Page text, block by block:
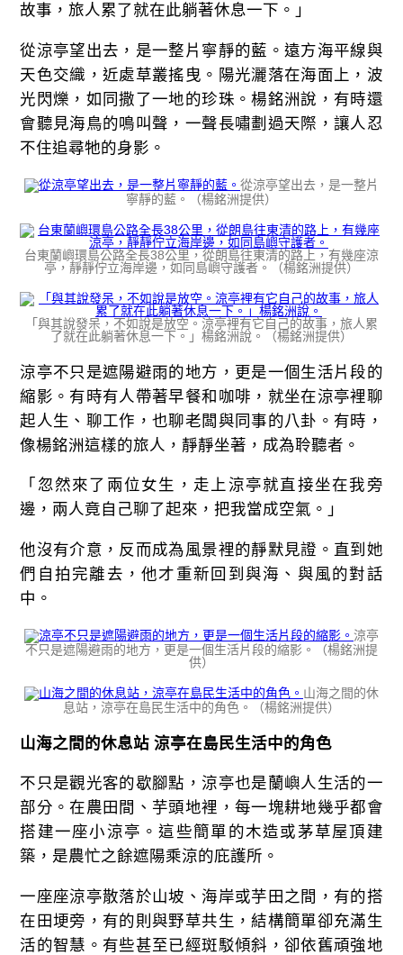
故事，旅人累了就在此躺著休息一下。」
從涼亭望出去，是一整片寧靜的藍。遠方海平線與
天色交織，近處草叢搖曳。陽光灑落在海面上，波
光閃爍，如同撒了一地的珍珠。楊銘洲說，有時還
會聽見海鳥的鳴叫聲，一聲長嘯劃過天際，讓人忍
不住追尋牠的身影。
從涼亭望出去，是一整片
寧靜的藍。（楊銘洲提供）
台東蘭嶼環島公路全長38公里，從朗島往東清的路上，有幾座涼
亭，靜靜佇立海岸邊，如同島嶼守護者。（楊銘洲提供）
「與其說發呆，不如說是放空。涼亭裡有它自己的故事，旅人累
了就在此躺著休息一下。」楊銘洲說。（楊銘洲提供）
涼亭不只是遮陽避雨的地方，更是一個生活片段的
縮影。有時有人帶著早餐和咖啡，就坐在涼亭裡聊
起人生、聊工作，也聊老闆與同事的八卦。有時，
像楊銘洲這樣的旅人，靜靜坐著，成為聆聽者。
「忽然來了兩位女生，走上涼亭就直接坐在我旁
邊，兩人竟自己聊了起來，把我當成空氣。」
他沒有介意，反而成為風景裡的靜默見證。直到她
們自拍完離去，他才重新回到與海、與風的對話
中。
涼亭
不只是遮陽避雨的地方，更是一個生活片段的縮影。（楊銘洲提
供）
山海之間的休
息站，涼亭在島民生活中的角色。（楊銘洲提供）
山海之間的休息站 涼亭在島民生活中的角色
不只是觀光客的歇腳點，涼亭也是蘭嶼人生活的一
部分。在農田間、芋頭地裡，每一塊耕地幾乎都會
搭建一座小涼亭。這些簡單的木造或茅草屋頂建
築，是農忙之餘遮陽乘涼的庇護所。
一座座涼亭散落於山坡、海岸或芋田之間，有的搭
在田埂旁，有的則與野草共生，結構簡單卻充滿生
活的智慧。有些甚至已經斑駁傾斜，卻依舊頑強地